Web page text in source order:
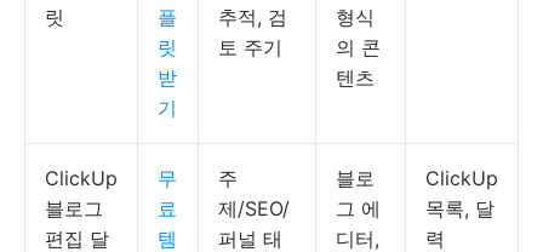
릿
플
릿
받
기
추적, 검
토 주기
형식
의 콘
텐츠
ClickUp
블로그
편집 달
무
료
템
주
제/SEO/
퍼널 태
블로
그 에
디터,
ClickUp
목록, 달
력